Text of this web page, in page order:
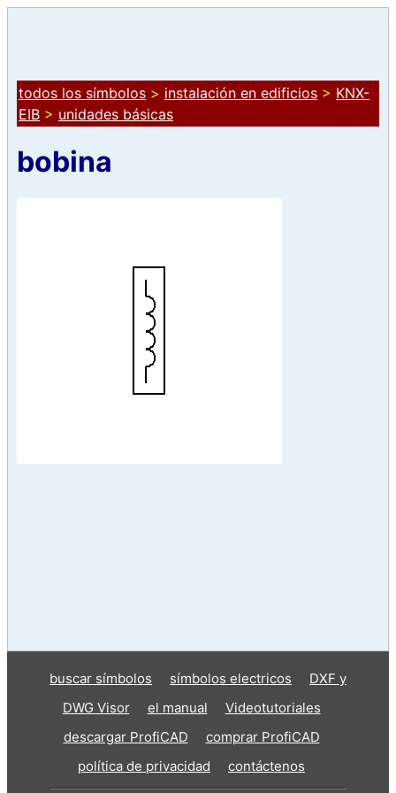
todos los símbolos > instalación en edificios > KNX-
EIB > unidades básicas
bobina
buscar símbolos símbolos electricos
DXF y
DWG Visor
el manual
Videotutoriales
descargar ProfiCAD
comprar ProfiCAD
política de privacidad
contáctenos